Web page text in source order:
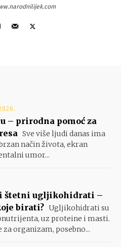
– prirodna pomoć za
Sve više ljudi danas ima
način života, ekran
umor...
štetni ugljikohidrati –
birati? Ugljikohidrati su
uz proteine i masti.
organizam, posebno...